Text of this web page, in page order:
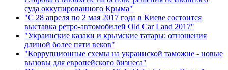
суда оккупированного Крыма"
"С 28 апреля по 2 мая 2017 года в Киеве состоится
выставка ретро-автомобилей Old Car Land 2017"
"Украинские казаки и крымские татары: отношения
длиной более пяти веков"
"Коррупционные схемы на украинской таможне - новые
вызовы для европейского бизнеса"